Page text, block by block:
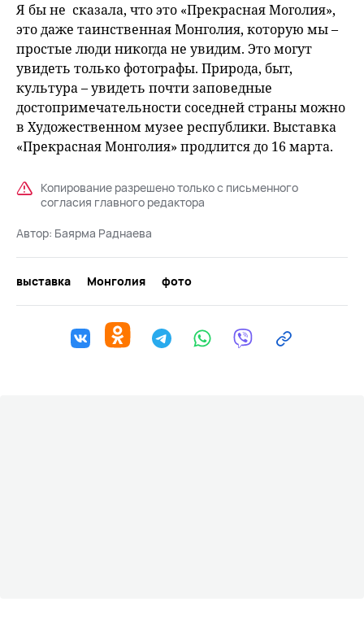
Я бы не сказала, что это «Прекрасная Моголия»,
это даже таинственная Монголия, которую мы –
простые люди никогда не увидим. Это могут
увидеть только фотографы. Природа, быт,
культура – увидеть почти заповедные
достопримечательности соседней страны можно
в Художественном музее республики. Выставка
«Прекрасная Монголия» продлится до 16 марта.
Копирование разрешено только с письменного
согласия главного редактора
Автор: Баярма Раднаева
выставка Монголия фото